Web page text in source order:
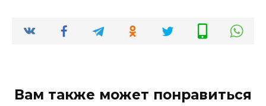
Вам также может понравиться